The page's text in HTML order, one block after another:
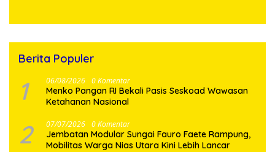
Berita Populer
1 06/08/2026 0 Komentar
Menko Pangan RI Bekali Pasis Seskoad Wawasan
Ketahanan Nasional
2 07/07/2026 0 Komentar
Jembatan Modular Sungai Fauro Faete Rampung,
Mobilitas Warga Nias Utara Kini Lebih Lancar